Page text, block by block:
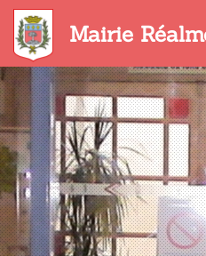
Aller
contenu
principal
Mairie